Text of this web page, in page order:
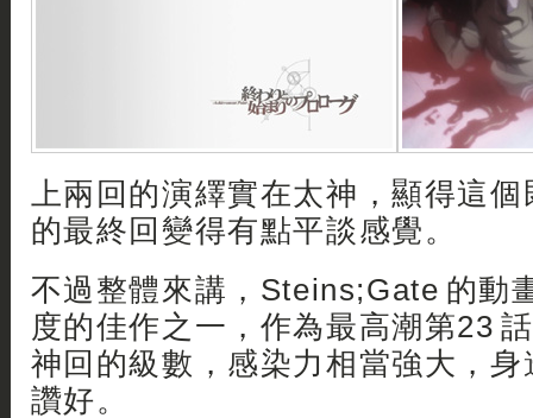
上兩回的演繹實在太神，顯得這
的最終回變得有點平談感覺。
不過整體來講，Steins;Gate 的動
度的佳作之一，作為最高潮第23
神回的級數，感染力相當強大，
讚好。